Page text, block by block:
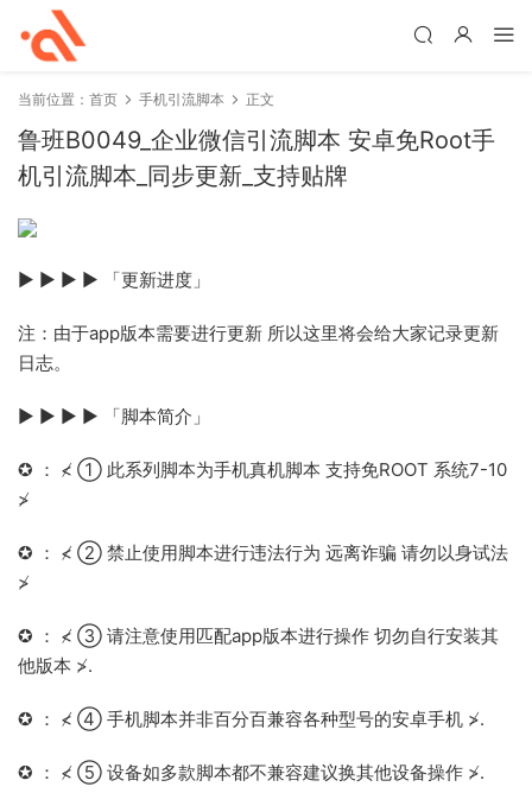
当前位置： 首页 手机引流脚本 正文
鲁班B0049_企业微信引流脚本 安卓免Root手
机引流脚本_同步更新_支持贴牌
▶ ▶ ▶ ▶ 「更新进度」
注：由于app版本需要进行更新 所以这里将会给大家记录更新
日志。
▶ ▶ ▶ ▶ 「脚本简介」
✪ ： ≮ ① 此系列脚本为手机真机脚本 支持免ROOT 系统7-10
≯
✪ ： ≮ ② 禁止使用脚本进行违法行为 远离诈骗 请勿以身试法
≯
✪ ： ≮ ③ 请注意使用匹配app版本进行操作 切勿自行安装其
他版本 ≯.
✪ ： ≮ ④ 手机脚本并非百分百兼容各种型号的安卓手机 ≯.
✪ ： ≮ ⑤ 设备如多款脚本都不兼容建议换其他设备操作 ≯.